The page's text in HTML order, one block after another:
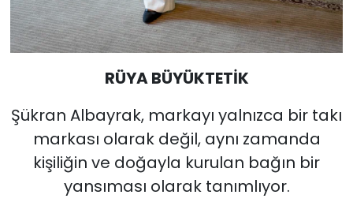
RÜYA BÜYÜKTETİK
Şükran Albayrak, markayı yalnızca bir takı
markası olarak değil, aynı zamanda
kişiliğin ve doğayla kurulan bağın bir
yansıması olarak tanımlıyor.